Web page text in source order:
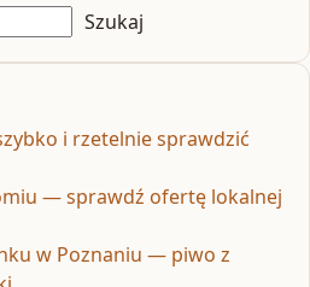
Szukaj
i rzetelnie sprawdzić
— sprawdź ofertę lokalnej
w Poznaniu — piwo z